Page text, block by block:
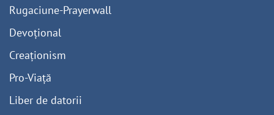
Rugaciune-Prayerwall
Devoțional
Creaționism
Pro-Viață
Liber de datorii